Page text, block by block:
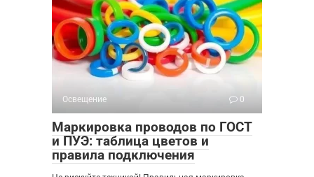
Освещение 0
Маркировка проводов по ГОСТ
и ПУЭ: таблица цветов и
правила подключения